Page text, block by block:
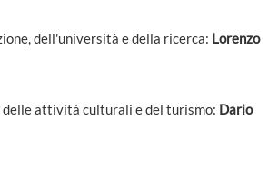
dell'università e della ricerca: Lorenzo
delle attività culturali e del turismo: Dario